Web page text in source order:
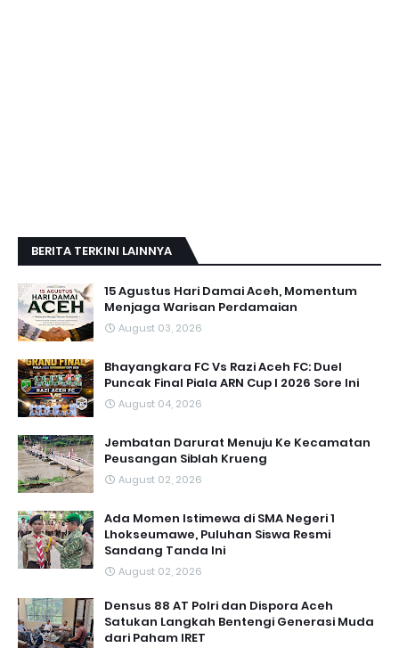
BERITA TERKINI LAINNYA
15 Agustus Hari Damai Aceh, Momentum
Menjaga Warisan Perdamaian
August 03, 2026
Bhayangkara FC Vs Razi Aceh FC: Duel
Puncak Final Piala ARN Cup I 2026 Sore Ini
August 04, 2026
Jembatan Darurat Menuju Ke Kecamatan
Peusangan Siblah Krueng
August 02, 2026
Ada Momen Istimewa di SMA Negeri 1
Lhokseumawe, Puluhan Siswa Resmi
Sandang Tanda Ini
August 02, 2026
Densus 88 AT Polri dan Dispora Aceh
Satukan Langkah Bentengi Generasi Muda
dari Paham IRET